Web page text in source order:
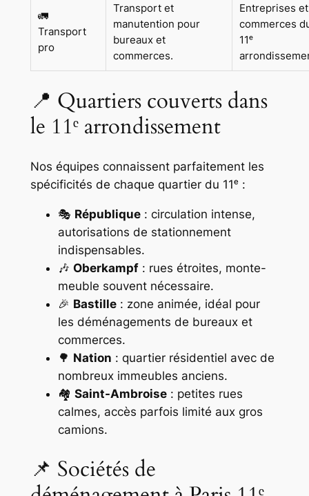
🚛
Transport
pro
Transport et
manutention pour
bureaux et
commerces.
Entreprises et
commerces
11ᵉ
📍 Quartiers couverts dans
le 11ᵉ arrondissement
Nos équipes connaissent parfaitement les
spécificités de chaque quartier du 11ᵉ :
🎭 République: circulation intense,
autorisations de stationnement
indispensables.
🎶 Oberkampf: rues étroites, monte-
meuble souvent nécessaire.
🎉 Bastille: zone animée, idéal pour
les déménagements de bureaux et
commerces.
🌳 Nation : quartier résidentiel avec de
nombreux immeubles anciens.
🏘️ Saint-Ambroise: petites rues
calmes, accès parfois limité aux gros
camions.
📌 Sociétés de